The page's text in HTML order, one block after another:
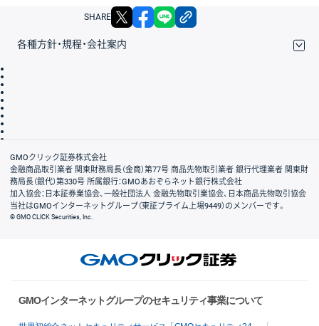
SHARE X facebook
各種方針・規程・会社案内
会社案内
GMOクリック証券株式会社
金融商品取引業者 関東財務局長（金商）第77号 商品先物取引業者 銀行代理業者 関東財
務局長（銀代）第330号 所属銀行：GMOあおぞらネット銀行株式会社
加入協会：日本証券業協会、一般社団法人 金融先物取引業協会、日本商品先物取引協会
当社はGMOインターネットグループ（東証プライム上場9449）のメンバーです。
© GMO CLICK Securities, Inc.
GMOインターネットグループのセキュリティ事業について